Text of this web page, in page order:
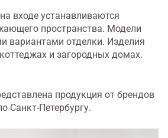
входе устанавливаются
пространства. Модели
вариантами отделки. Изделия
и загородных домах.
продукция от брендов
Санкт-Петербургу.